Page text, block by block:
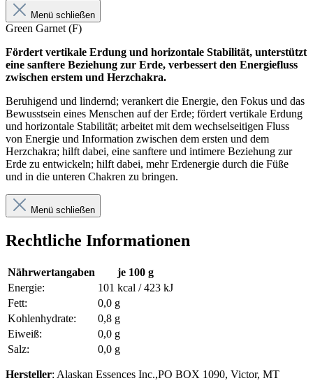
Menü schließen
Green Garnet (F)
Fördert vertikale Erdung und horizontale Stabilität, unterstützt
eine sanftere Beziehung zur Erde, verbessert den Energiefluss
zwischen erstem und Herzchakra.
Beruhigend und lindernd; verankert die Energie, den Fokus und das
Bewusstsein eines Menschen auf der Erde; fördert vertikale Erdung
und horizontale Stabilität; arbeitet mit dem wechselseitigen Fluss
von Energie und Information zwischen dem ersten und dem
Herzchakra; hilft dabei, eine sanftere und intimere Beziehung zur
Erde zu entwickeln; hilft dabei, mehr Erdenergie durch die Füße
und in die unteren Chakren zu bringen.
Menü schließen
Rechtliche Informationen
Nährwertangaben
je 100 g
Energie:
101 kcal / 423 kJ
Fett:
0,0 g
Kohlenhydrate:
0,8 g
Eiweiß:
0,0 g
Salz:
0,0 g
Hersteller: Alaskan Essences Inc.,PO BOX 1090, Victor, MT